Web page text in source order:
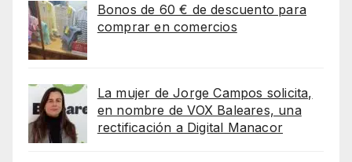
Bonos de 60 € de descuento para
comprar en comercios
La mujer de Jorge Campos solicita,
en nombre de VOX Baleares, una
rectificación a Digital Manacor